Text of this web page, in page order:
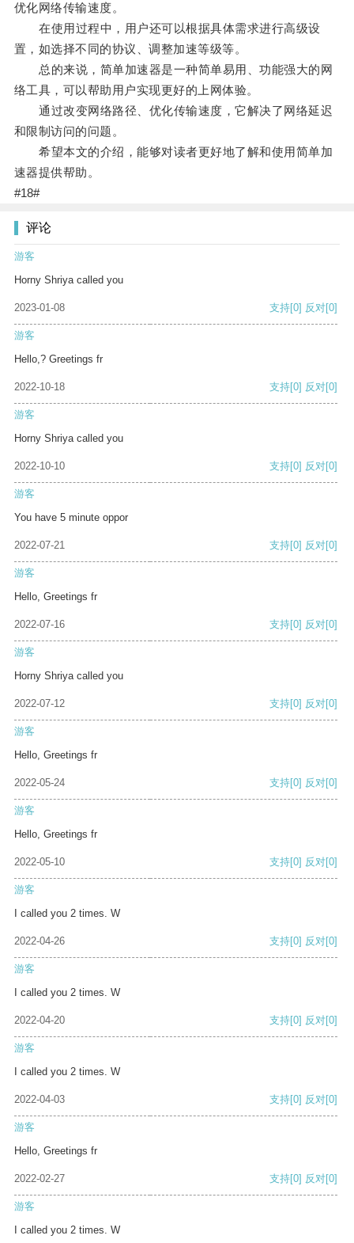
优化网络传输速度。
在使用过程中，用户还可以根据具体需求进行高级设
置，如选择不同的协议、调整加速等级等。
总的来说，简单加速器是一种简单易用、功能强大的网
络工具，可以帮助用户实现更好的上网体验。
通过改变网络路径、优化传输速度，它解决了网络延迟
和限制访问的问题。
希望本文的介绍，能够对读者更好地了解和使用简单加
速器提供帮助。
#18#
评论
游客
Horny Shriya called you
2023-01-08 支持[0] 反对[0]
游客
Hello,? Greetings fr
2022-10-18 支持[0] 反对[0]
游客
Horny Shriya called you
2022-10-10 支持[0] 反对[0]
游客
You have 5 minute oppor
2022-07-21 支持[0] 反对[0]
游客
Hello, Greetings fr
2022-07-16 支持[0] 反对[0]
游客
Horny Shriya called you
2022-07-12 支持[0] 反对[0]
游客
Hello, Greetings fr
2022-05-24 支持[0] 反对[0]
游客
Hello, Greetings fr
2022-05-10 支持[0] 反对[0]
游客
I called you 2 times. W
2022-04-26 支持[0] 反对[0]
游客
I called you 2 times. W
2022-04-20 支持[0] 反对[0]
游客
I called you 2 times. W
2022-04-03 支持[0] 反对[0]
游客
Hello, Greetings fr
2022-02-27 支持[0] 反对[0]
游客
I called you 2 times. W